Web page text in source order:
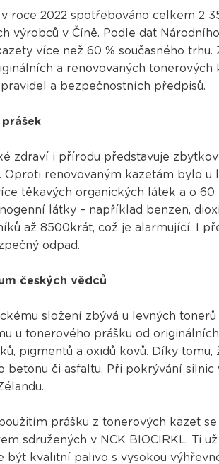
roce 2022 spotřebováno celkem 2
výrobců v Číně. Podle dat
více než 60 % současného
a renovovaných
a bezpečnostních předpisů.
zdraví i přírodu představuje
renovovaným kazetám bylo u
těkavých organických látek a o
látky – například benzen,
až 8500krát, což je alarmující. I
odpad.
českých vědců
složení zbývá u levných
u tonerového prášku od
pigmentů a oxidů kovů. Díky
betonu či asfaltu. Při pokrývání
prášku z tonerových kazet
sdružených v NCK BIOCIRKL. Ti
být kvalitní palivo s vysokou